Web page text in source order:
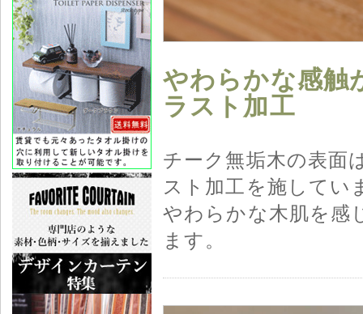
やわらかな感触
ラスト加工
チーク無垢木の表面
スト加工を施してい
やわらかな木肌を感
ます。